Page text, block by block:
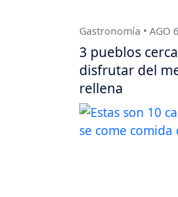
Gastronomía • AGO
3 pueblos
disfrutar del
rellena